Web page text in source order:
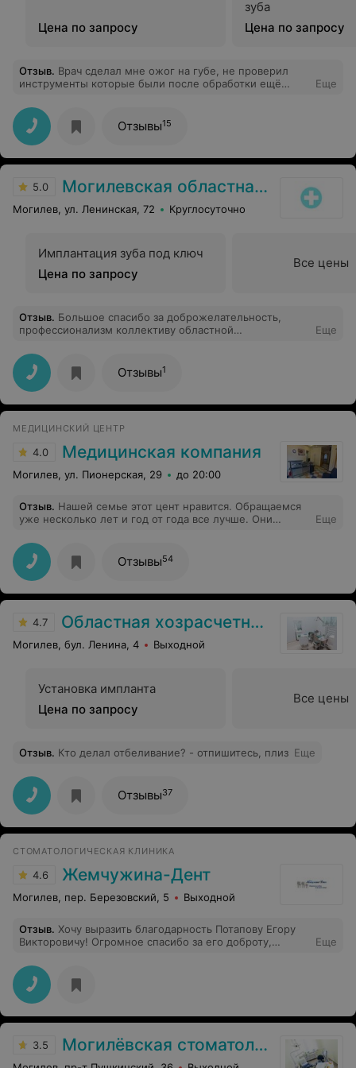
Цена по запросу
зуба
Цена по запросу
Отзыв. Врач сделал мне ожог на губе, не проверил
инструменты которые были после обработки ещё
Еще
Отзывы15
5.0 Могилевская областная стоматологическая поликлиника
Могилев, ул. Ленинская, 72 Круглосуточно
Имплантация зуба под ключ
Цена по запросу
Все цены
Отзыв. Большое спасибо за доброжелательность,
профессионализм коллективу областной
с Ковалевской Аллой Васильевной, а также моим
лечащим врачам: врачу-стоматологу-терапевту
Прудниченко О.П. и врачу-стоматологу-ортопеду
Ильюшкину С.В., зав. лечебно-ортопедическим
отделением №1 Толпыго А.С. Здоровья Вам и
современных медицинских технологий!
Еще
Отзывы1
МЕДИЦИНСКИЙ ЦЕНТР
4.0 Медицинская компания
Могилев, ул. Пионерская, 29 до 20:00
Отзыв. Нашей семье этот цент нравится. Обращаемся
уже несколько лет и год от года все лучше. Они
разводят это ложь. Центр хороший, а самое главное
врачи профессионалы. Они там настоящие,теплые.
Одно слово хороший центр и советуем обратиться туда
и доверить свое здоровье в надежные руки.
Еще
Отзывы54
4.7 Областная хозрасчетная стоматологическая поликлиника
Могилев, бул. Ленина, 4 Выходной
Установка импланта
Цена по запросу
Все цены
Отзыв. Кто делал отбеливание? - отпишитесь, плиз Еще
Отзывы37
СТОМАТОЛОГИЧЕСКАЯ КЛИНИКА
4.6 Жемчужина-Дент
Могилев, пер. Березовский, 5 Выходной
Отзыв. Хочу выразить благодарность Потапову Егору
Викторовичу! Огромное спасибо за его доброту,
ему! Таких бы побольше специалистов!
Еще
3.5 Могилёвская стоматологическая поликлиника № 2